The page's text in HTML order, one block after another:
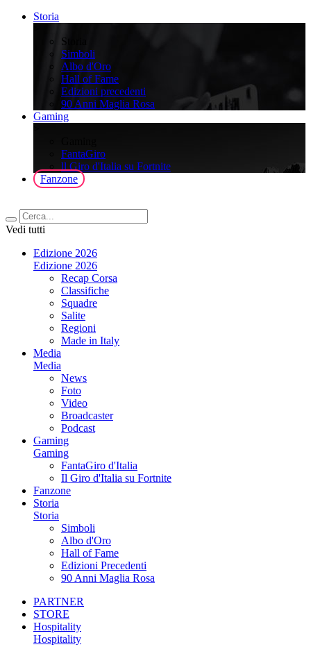
Storia
Storia
Simboli
Albo d'Oro
Hall of Fame
Edizioni precedenti
90 Anni Maglia Rosa
Gaming
FantaGiro
ll Giro d'Italia su Fortnite
Fanzone
Vedi tutti
Edizione 2026
Edizione 2026
Recap Corsa
Classifiche
Squadre
Salite
Regioni
Made in Italy
Media
Media
News
Foto
Video
Broadcaster
Podcast
Gaming
Gaming
FantaGiro d'Italia
Il Giro d'Italia su Fortnite
Fanzone
Storia
Storia
Simboli
Albo d'Oro
Hall of Fame
Edizioni Precedenti
90 Anni Maglia Rosa
PARTNER
STORE
Hospitality
Hospitality